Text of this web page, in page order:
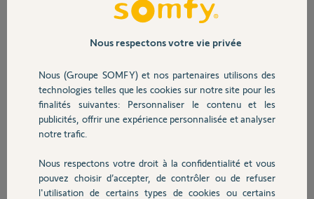
Sécurité
Domotique
Chauffage
il y a plus de 8 ans
Réponses
Bonjour,
Il faudra attendre le contact d'un Yellow's.
Bonne soirée.
Nous respectons votre vie privée
Nous (Groupe SOMFY) et nos partenaires utilisons des
technologies telles que les cookies sur notre site pour les
finalités suivantes: Personnaliser le contenu et les
publicités, offrir une expérience personnalisée et analyser
notre trafic.
Nous respectons votre droit à la confidentialité et vous
pouvez choisir d’accepter, de contrôler ou de refuser
l'utilisation de certains types de cookies ou certains